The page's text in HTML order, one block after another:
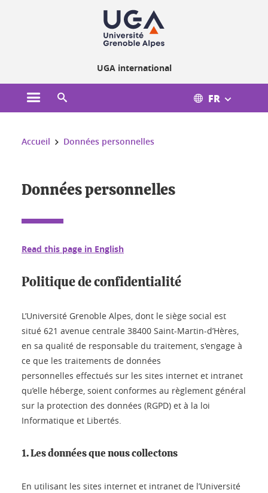
UGA international
Ouvrir le menu principal FR
Vous êtes ici :
Accueil Données personnelles
Données personnelles
Read this page in English
Politique de confidentialité
L’Université Grenoble Alpes, dont le siège social est
situé 621 avenue centrale 38400 Saint-Martin-d’Hères,
en sa qualité de responsable du traitement, s'engage à
ce que les traitements de données
personnelles effectués sur les sites internet et intranet
qu’elle héberge, soient conformes au règlement général
sur la protection des données (RGPD) et à la loi
Informatique et Libertés.
1. Les données que nous collectons
En utilisant les sites internet et intranet de l’Université